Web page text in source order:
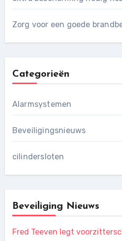
Zorg voor een goede
Categorieën
Alarmsystemen
Beveiligingsnieuws
cilindersloten
Beveiliging Nieuws
Fred Teeven legt